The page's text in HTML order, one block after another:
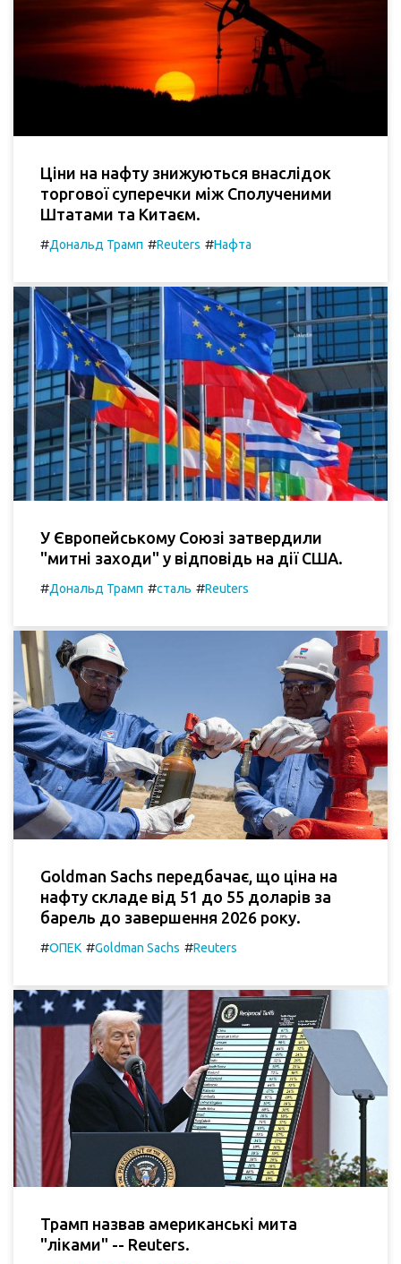
Ціни на нафту знижуються внаслідок
торгової суперечки між Сполученими
Штатами та Китаєм.
#Дональд Трамп #Reuters #Нафта
У Європейському Союзі затвердили
"митні заходи" у відповідь на дії США.
#Дональд Трамп #сталь #Reuters
Goldman Sachs передбачає, що ціна на
нафту складе від 51 до 55 доларів за
барель до завершення 2026 року.
#ОПЕК #Goldman Sachs #Reuters
Трамп назвав американські мита
"ліками" -- Reuters.